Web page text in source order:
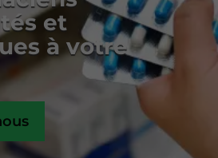
et
à votre